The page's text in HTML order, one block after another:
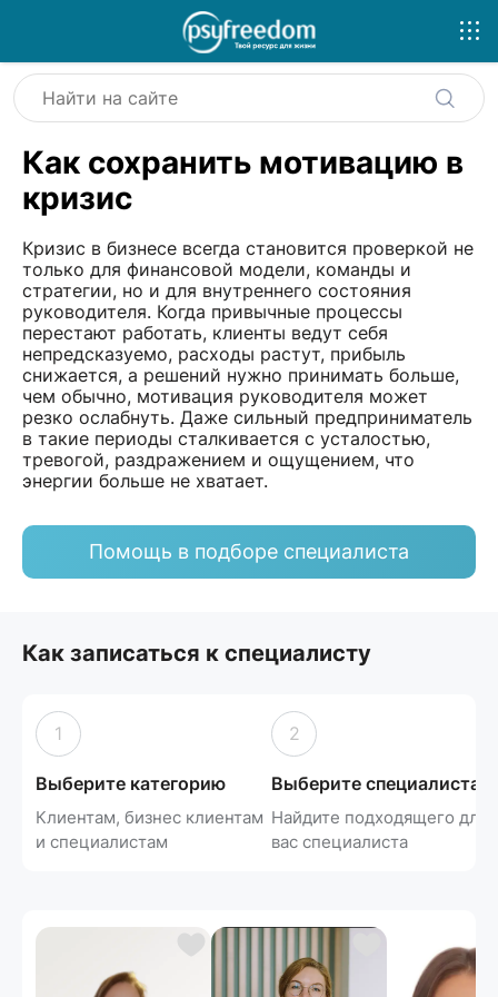
Как сохранить мотивацию в
кризис
Кризис в бизнесе всегда становится проверкой не
только для финансовой модели, команды и
стратегии, но и для внутреннего состояния
руководителя. Когда привычные процессы
перестают работать, клиенты ведут себя
непредсказуемо, расходы растут, прибыль
снижается, а решений нужно принимать больше,
чем обычно, мотивация руководителя может
резко ослабнуть. Даже сильный предприниматель
в такие периоды сталкивается с усталостью,
тревогой, раздражением и ощущением, что
энергии больше не хватает.
Помощь в подборе специалиста
Как записаться к специалисту
1
Выберите категорию
Клиентам, бизнес клиентам
и специалистам
2
Выберите специалиста
Найдите подходящего для
вас специалиста